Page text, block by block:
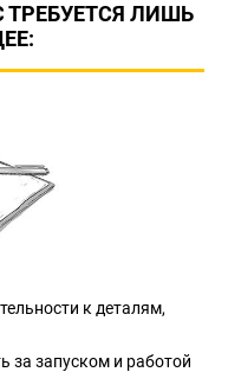
ТРЕБУЕТСЯ ЛИШЬ
к деталям,
за запуском и работой